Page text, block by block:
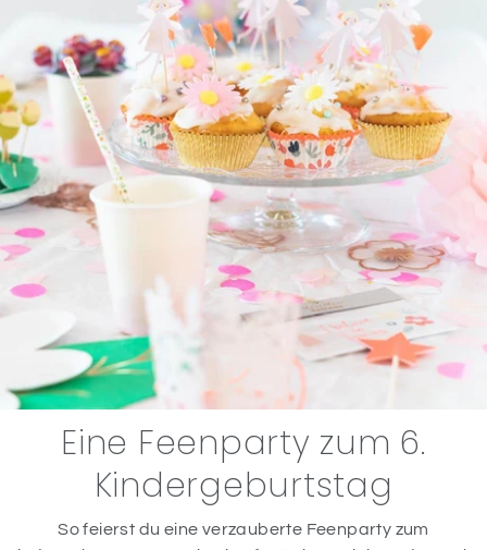
Eine Feenparty zum 6.
Kindergeburtstag
So feierst du eine verzauberte Feenparty zum